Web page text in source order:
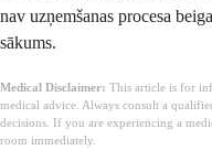
nav uzņemšanas procesa
sākums.
Medical Disclaimer: This article is for
medical advice. Always consult a
decisions. If you are experiencing a
room immediately.